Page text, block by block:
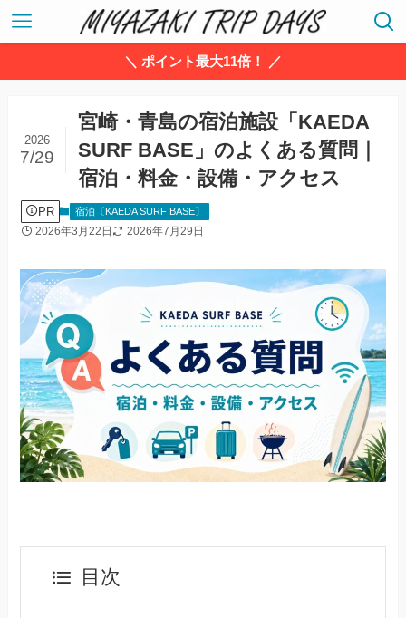
＼ ポイント最大11倍！ ／
宮崎・青島の宿泊施設「KAEDA
SURF BASE」のよくある質問｜
宿泊・料金・設備・アクセス
2026
7/29
PR 宿泊〔KAEDA SURF BASE〕
2026年3月22日 2026年7月29日
目次